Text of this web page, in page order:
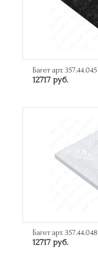
Багет арт. 357.44.045
12717 руб.
Багет арт. 357.44.048
12717 руб.